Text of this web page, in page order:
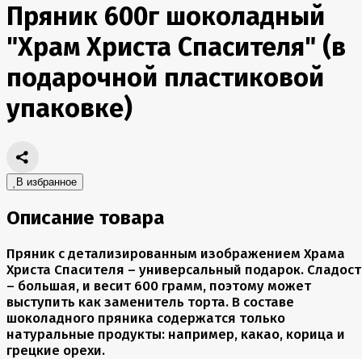
Пряник 600г шоколадный
"Храм Христа Спасителя" (в
подарочной пластиковой
упаковке)
В избранное
Описание товара
Пряник с детализированным изображением Храма
Христа Спасителя – универсальный подарок.
– большая, и весит 600 грамм, поэтому может
выступить как заменитель торта. В составе
шоколадного пряника содержатся только
натуральные продукты: например, какао, корица и
грецкие орехи.